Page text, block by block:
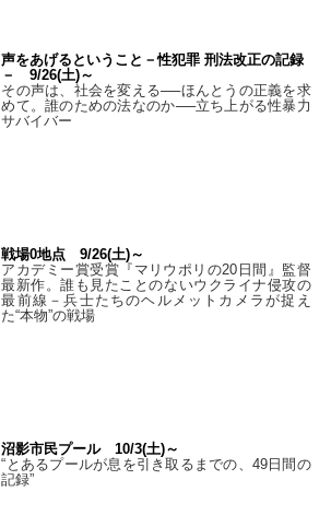
声をあげるということ－性犯罪 刑法改正の記録
－ 9/26(土)～
その声は、社会を変える──ほんとうの正義を求
めて。誰のための法なのか──立ち上がる性暴力
サバイバー
戦場0地点 9/26(土)～
アカデミー賞受賞『マリウポリの20日間』監督
最新作。誰も見たことのないウクライナ侵攻の
最前線－兵士たちのヘルメットカメラが捉え
た“本物”の戦場
沼影市民プール 10/3(土)～
“とあるプールが息を引き取るまでの、49日間の
記録”